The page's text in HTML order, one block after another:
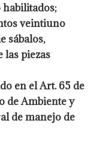
habilitados;
veintiuno
sábalos,
las piezas
en el Art. 65 de
de Ambiente y
de manejo de